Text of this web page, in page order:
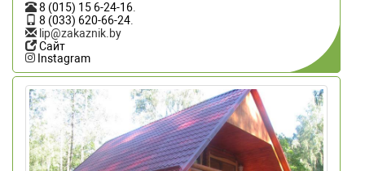
8 (015) 15 6-24-16.
8 (033) 620-66-24.
lip@zakaznik.by
Сайт
Instagram